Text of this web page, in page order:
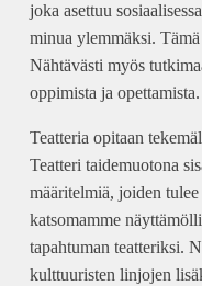
joka asettuu
minua ylemmäksi.
Nähtävästi myös
oppimista ja opettamista.
Teatteria opitaan
Teatteri taidemuotona
määritelmiä, joiden
katsomamme
tapahtuman teatteriksi.
kulttuuristen linjojen